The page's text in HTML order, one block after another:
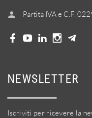
Partita IVA e C.F.
NEWSLETTER
Iscriviti per ricevere la